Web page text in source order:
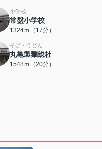
小学校
常盤小学校
1324ｍ（17分）
そば・うどん
丸亀製麺総社
1548ｍ（20分）